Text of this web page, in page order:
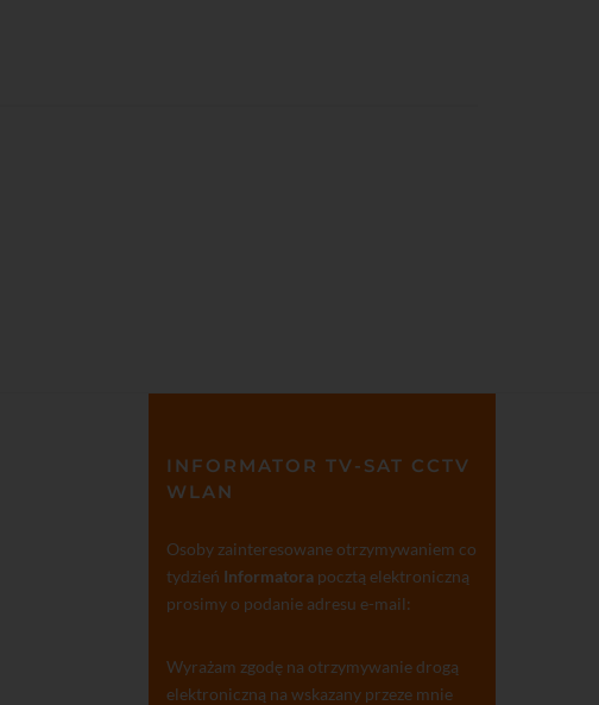
INFORMATOR TV-SAT CCTV
WLAN
Osoby zainteresowane otrzymywaniem co
tydzień Informatorapocztą elektroniczną
prosimy o podanie adresu e-mail:
Wyrażam zgodę na otrzymywanie drogą
elektroniczną na wskazany przeze mnie